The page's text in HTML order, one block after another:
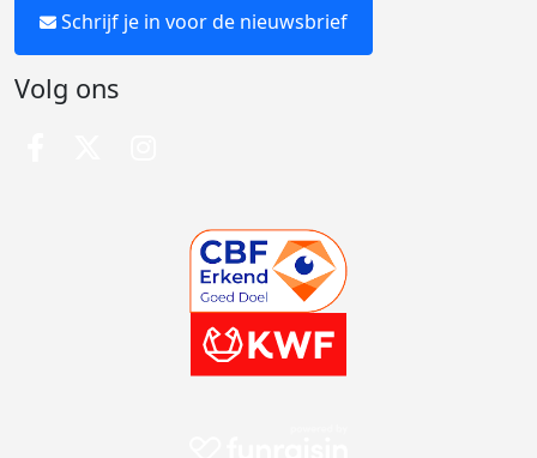
Schrijf je in voor de nieuwsbrief
Volg ons